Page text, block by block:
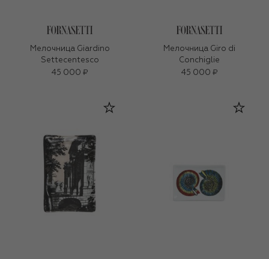
Мелочница Giardino
Settecentesco
45 000 ₽
Мелочница Giro di
Conchiglie
45 000 ₽